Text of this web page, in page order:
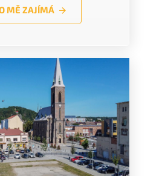
MĚ ZAJÍMÁ